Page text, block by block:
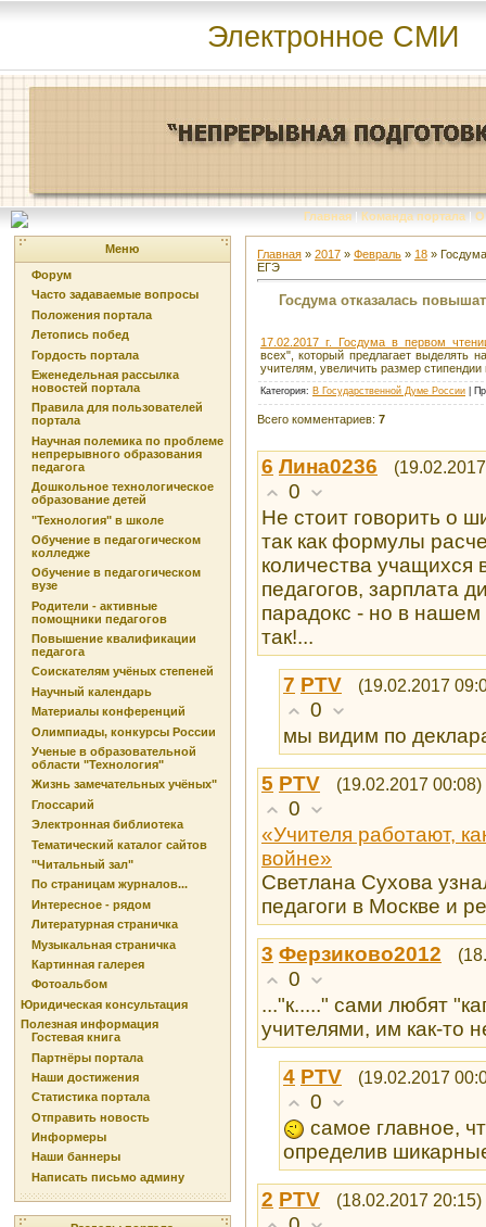
Электронное СМИ
Главная | Команда портала | О
Меню
Форум
Часто задаваемые вопросы
Положения портала
Летопись побед
Гордость портала
Еженедельная рассылка
новостей портала
Правила для пользователей
портала
Научная полемика по проблеме
непрерывного образования
педагога
Дошкольное технологическое
образование детей
"Технология" в школе
Обучение в педагогическом
колледже
Обучение в педагогическом
вузе
Родители - активные
помощники педагогов
Повышение квалификации
педагога
Соискателям учёных степеней
Научный календарь
Материалы конференций
Олимпиады, конкурсы России
Ученые в образовательной
области "Технология"
Жизнь замечательных учёных"
Глоссарий
Электронная библиотека
Тематический каталог сайтов
"Читальный зал"
По страницам журналов...
Интересное - рядом
Литературная страничка
Музыкальная страничка
Картинная галерея
Фотоальбом
Юридическая консультация
Полезная информация
Гостевая книга
Партнёры портала
Наши достижения
Статистика портала
Отправить новость
Информеры
Наши баннеры
Написать письмо админу
Главная » 2017 » Февраль » 18 »
ЕГЭ
Госдума отказалась
17.02.2017 г. Госдума в первом
всех", который предлагает выделять
учителям, увеличить размер
Категория: В Государственной Думе России
Всего комментариев: 7
6 Лина0236
0
Не стоит говорить о
так как формулы
количества учащихся
педагогов, зарплата
парадокс - но в
так!...
7 PTV (19.02.2017
0
мы видим по
5 PTV (19.02.2017 00:08)
0
«Учителя работают,
войне»
Светлана Сухова
педагоги в Москве и
3 Ферзиково2012
0
..."к....." сами любят
учителями, им как-то
4 PTV (19.02.2017
0
самое главное,
определив
2 PTV (18.02.2017 20:15)